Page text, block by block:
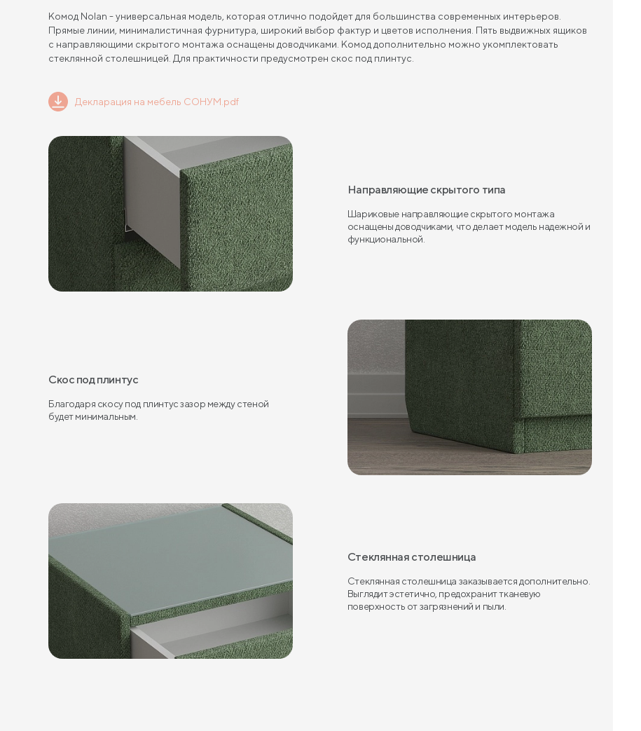
Комод Nolan - универсальная модель, которая отлично подойдет для большинства современных интерьеров.
Прямые линии, минималистичная фурнитура, широкий выбор фактур и цветов исполнения. Пять выдвижных ящиков
с направляющими скрытого монтажа оснащены доводчиками. Комод дополнительно можно укомплектовать
стеклянной столешницей. Для практичности предусмотрен скос под плинтус.
Декларация на мебель СОНУМ.pdf
Направляющие скрытого типа
Шариковые направляющие скрытого монтажа
оснащены доводчиками, что делает модель надежной и
функциональной.
Скос под плинтус
Благодаря скосу под плинтус зазор между стеной
будет минимальным.
Стеклянная столешница
Стеклянная столешница заказывается дополнительно.
Выглядит эстетично, предохранит тканевую
поверхность от загрязнений и пыли.